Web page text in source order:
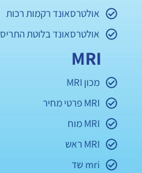
אולטרסאונד רקמות רכות
אולטרסאונד בלוטת התריס
MRI
מכון MRI
MRI פרטי מחיר
MRI מוח
MRI ראש
mri שד